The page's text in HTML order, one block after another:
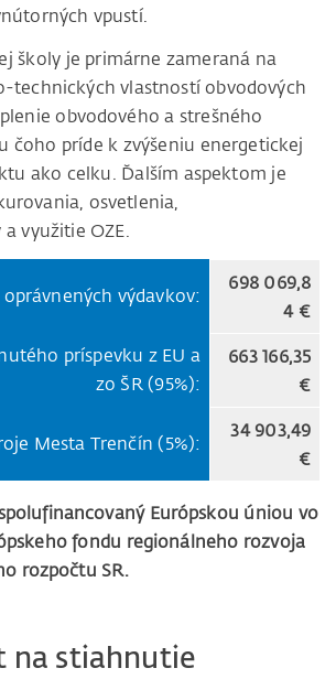
vpustí.
školy je primárne zameraná na
technických vlastností obvodových
obvodového a strešného
čoho príde k zvýšeniu energetickej
ako celku. Ďalším aspektom je
osvetlenia,
využitie OZE.
výdavkov:
698 069,8
4 €
príspevku z EU a
zo ŠR (95%):
663 166,35
€
Mesta Trenčín (5%):
34 903,49
€
Európskou úniou vo
fondu regionálneho rozvoja
rozpočtu SR.
na stiahnutie